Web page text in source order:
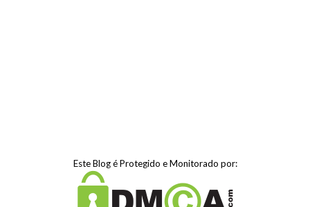
Este Blog é Protegido e Monitorado por: